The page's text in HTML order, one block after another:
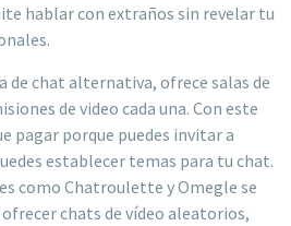
hablar con extraños sin revelar tu
de chat alternativa, ofrece salas de
de video cada una. Con este
pagar porque puedes invitar a
establecer temas para tu chat.
como Chatroulette y Omegle se
chats de vídeo aleatorios,